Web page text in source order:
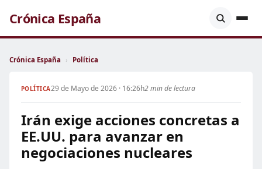
Crónica España
Crónica España › Política
POLÍTICA29 de Mayo de 2026 · 16:26h2 min de lectura
Irán exige acciones concretas a
EE.UU. para avanzar en
negociaciones nucleares